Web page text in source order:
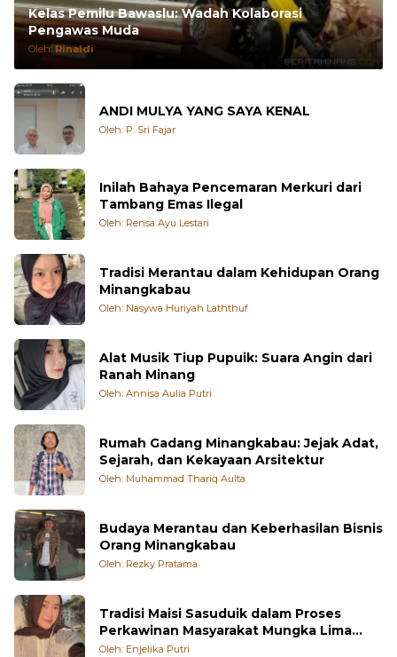
Kelas Pemilu Bawaslu: Wadah Kolaborasi
Pengawas Muda
Oleh: Rinaldi
ANDI MULYA YANG SAYA KENAL
Oleh: P. Sri Fajar
Inilah Bahaya Pencemaran Merkuri dari
Tambang Emas Ilegal
Oleh: Rensa Ayu Lestari
Tradisi Merantau dalam Kehidupan Orang
Minangkabau
Oleh: Nasywa Huriyah Laththuf
Alat Musik Tiup Pupuik: Suara Angin dari
Ranah Minang
Oleh: Annisa Aulia Putri
Rumah Gadang Minangkabau: Jejak Adat,
Sejarah, dan Kekayaan Arsitektur
Oleh: Muhammad Thariq Aulta
Budaya Merantau dan Keberhasilan Bisnis
Orang Minangkabau
Oleh: Rezky Pratama
Tradisi Maisi Sasuduik dalam Proses
Perkawinan Masyarakat Mungka Lima
Puluh Kota
Oleh: Enjelika Putri